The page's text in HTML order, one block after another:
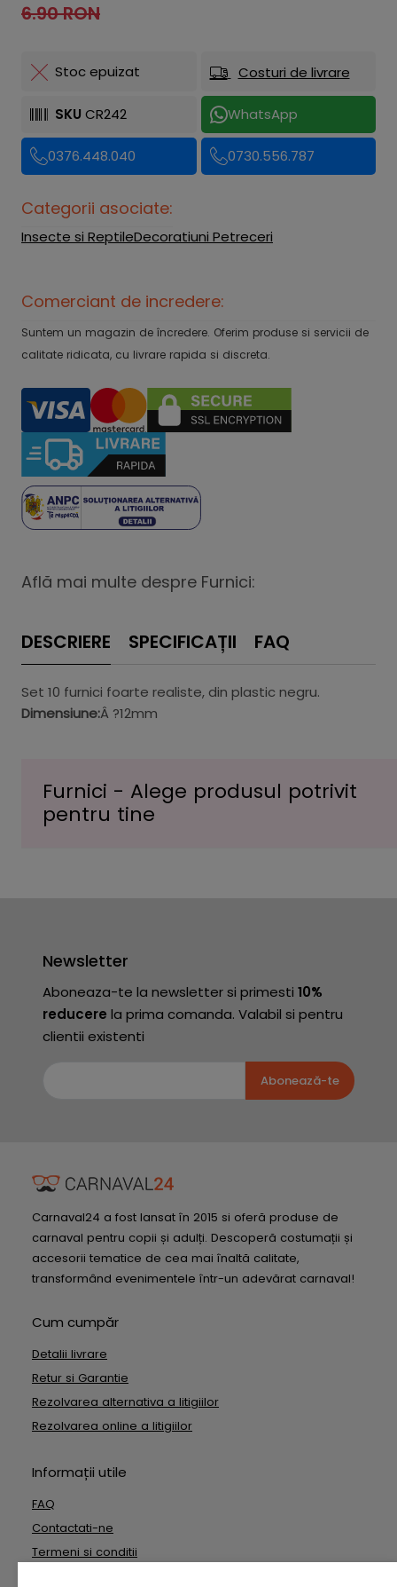
6.90 RON
Stoc epuizat Costuri de livrare
SKU CR242 WhatsApp
0376.448.040 0730.556.787
Categorii asociate:
Insecte si ReptileDecoratiuni Petreceri
Comerciant de incredere:
Suntem un magazin de încredere. Oferim produse si servicii de
calitate ridicata, cu livrare rapida si discreta.
Află mai multe despre Furnici:
DESCRIERE SPECIFICAȚII FAQ
Set 10 furnici foarte realiste, din plastic negru.
Dimensiune:Â ?12mm
Furnici - Alege produsul potrivit
pentru tine
Newsletter
Aboneaza-te la newsletter si primesti 10%
reducere la prima comanda. Valabil si pentru
clientii existenti
Abonează-te
Carnaval24 a fost lansat în 2015 si oferă produse de
carnaval pentru copii și adulți. Descoperă costumații și
accesorii tematice de cea mai înaltă calitate,
transformând evenimentele într-un adevărat carnaval!
Cum cumpăr
Detalii livrare
Retur si Garantie
Rezolvarea alternativa a litigiilor
Rezolvarea online a litigiilor
Informații utile
FAQ
Contactati-ne
Termeni si conditii